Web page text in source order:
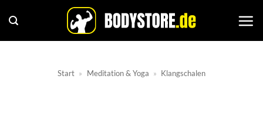
Inhalt
springen
Start » Meditation & Yoga » Klangschalen